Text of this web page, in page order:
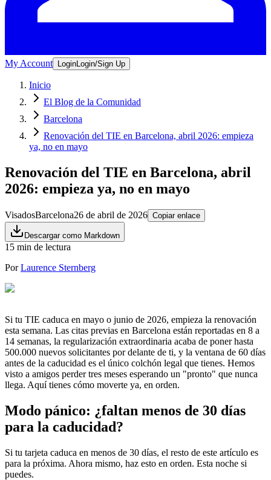
My Account Login Login/Sign Up
Inicio
El Blog de la Comunidad
Barcelona
Renovación del TIE en Barcelona, abril 2026: empieza
ya, no en mayo
Renovación del TIE en Barcelona, abril
2026: empieza ya, no en mayo
VisadosBarcelona26 de abril de 2026 Copiar enlace
Descargar como Markdown
15 min de lectura
Por Laurence Sternberg
Si tu TIE caduca en mayo o junio de 2026, empieza la renovación
esta semana. Las citas previas en Barcelona están reportadas en 8 a
14 semanas, la regularización extraordinaria acaba de poner hasta
500.000 nuevos solicitantes por delante de ti, y la ventana de 60 días
antes de la caducidad es el único colchón legal que tienes. Hemos
visto a amigos perder tres meses esperando un "pronto" que nunca
llega. Aquí tienes cómo moverte ya, en orden.
Modo pánico: ¿faltan menos de 30 días
para la caducidad?
Si tu tarjeta caduca en menos de 30 días, el resto de este artículo es
para la próxima. Ahora mismo, haz esto en orden. Esta noche si
puedes.